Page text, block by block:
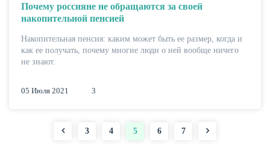
Почему россияне не обращаются за своей
накопительной пенсией
Накопительная пенсия: каким может быть ее размер, когда и
как ее получать, почему многие люди о ней вообще ничего
не знают.
05 Июля 2021 3
Страница
3 Страница
4
Текущая
5 Страница
6 Страница
7